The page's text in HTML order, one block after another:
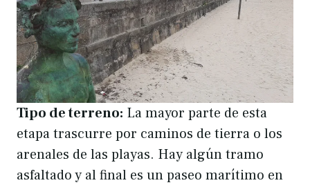
Tipo de terreno: La mayor parte de esta
etapa trascurre por caminos de tierra o los
arenales de las playas. Hay algún tramo
asfaltado y al final es un paseo marítimo en